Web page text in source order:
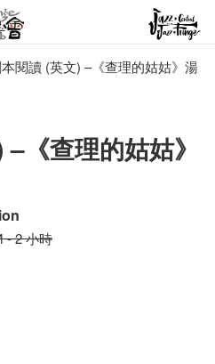
閱讀 (英文) –《查理的姑姑》湯
《查理的姑姑》
- 2 小時